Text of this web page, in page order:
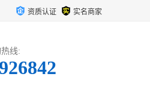
资质认证 实名商家
线: